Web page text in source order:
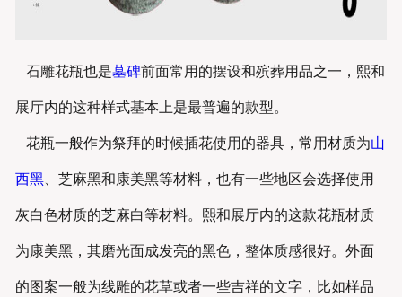
石雕花瓶也是墓碑前面常用的摆设和殡葬用品之一，熙和
展厅内的这种样式基本上是最普遍的款型。
花瓶一般作为祭拜的时候插花使用的器具，常用材质为山
西黑、芝麻黑和康美黑等材料，也有一些地区会选择使用
灰白色材质的芝麻白等材料。熙和展厅内的这款花瓶材质
为康美黑，其磨光面成发亮的黑色，整体质感很好。外面
的图案一般为线雕的花草或者一些吉祥的文字，比如样品